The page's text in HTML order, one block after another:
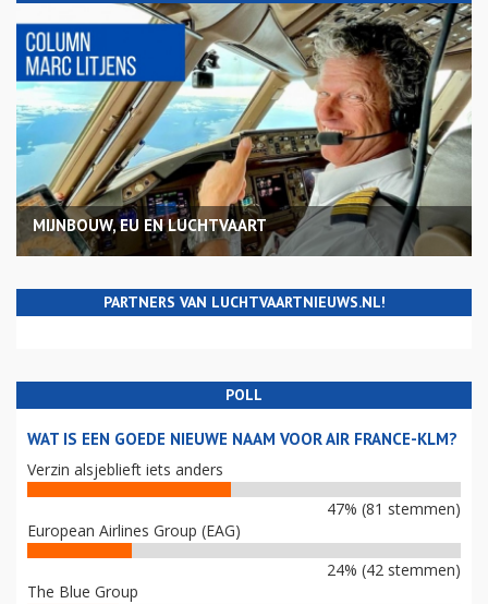
MIJNBOUW, EU EN LUCHTVAART
PARTNERS VAN LUCHTVAARTNIEUWS.NL!
POLL
WAT IS EEN GOEDE NIEUWE NAAM VOOR AIR FRANCE-KLM?
Verzin alsjeblieft iets anders
47% (81 stemmen)
European Airlines Group (EAG)
24% (42 stemmen)
The Blue Group